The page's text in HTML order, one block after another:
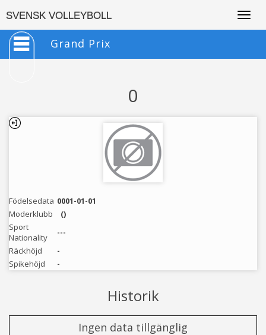
SVENSK VOLLEYBOLL
Grand Prix
0
Födelsedata 0001-01-01
Moderklubb
()
Sport
Nationality
---
Räckhöjd
-
Spikehöjd
-
Historik
Ingen data tillgänglig